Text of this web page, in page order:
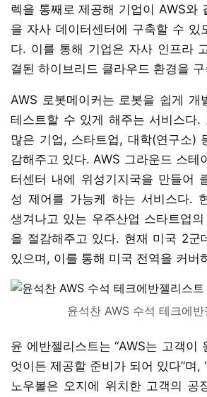
렉을 통째로 제공해 기업이 AWS와
을 자사 데이터센터에 구축할 수 있
다. 이를 통해 기업은 자사 인프라
결된 하이브리드 클라우드 환경을
AWS 로봇메이커는 로봇을 쉽게 개
테스트할 수 있게 해주는 서비스다.
많은 기업, 스타트업, 대학(연구소)
감해주고 있다. AWS 그라운드 스테
터센터 내에 위성기지국을 만들어
성 제어를 가능케 하는 서비스다.
생겨나고 있는 우주산업 스타트업
을 절감해주고 있다. 현재 미국 2군
있으며, 이를 통해 미국 전역을 커버
윤석찬 AWS 수석 테크에반
윤 에반젤리스트는 “AWS는 고객이
엇이든 제공할 준비가 되어 있다”며,
노우볼은 오지에 위치한 고객의 공